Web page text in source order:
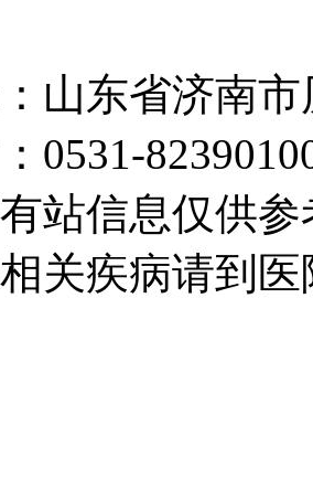
山东省济南
0531-
站信息仅供
关疾病请到